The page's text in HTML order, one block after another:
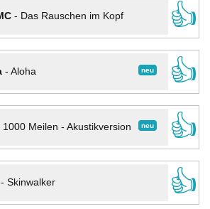
- Das Rauschen im Kopf
👍
neu
- Aloha
👍
neu
1000 Meilen - Akustikversion
👍
Skinwalker
👍